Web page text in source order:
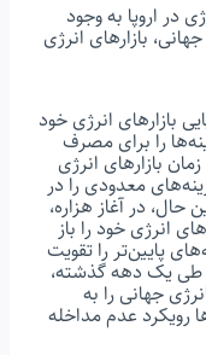
در اروپا به وجود
بازارهای انرژی
بازارهای انرژی خود
را برای مصرف
بازارهای انرژی
معدودی را در
حال، در آغاز هزاره،
انرژی خود را باز
پایین‌تر را تقویت
طی یک دهه گذشته،
جهانی را به
رویکرد عدم مداخله